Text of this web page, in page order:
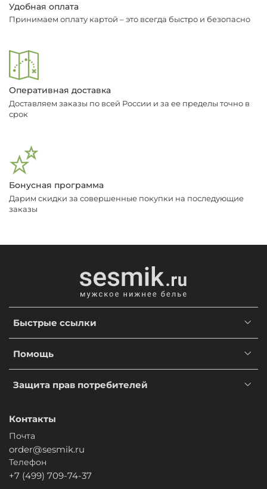
Удобная оплата
Принимаем оплату картой – это всегда быстро и безопасно
Оперативная доставка
Доставляем заказы по всей России и за ее пределы точно в
срок
Бонусная программа
Дарим скидки за совершенные покупки на последующие
заказы
Быстрые ссылки
Помощь
Защита прав потребителей
Контакты
Почта
order@sesmik.ru
Телефон
+7 (499) 709-74-37